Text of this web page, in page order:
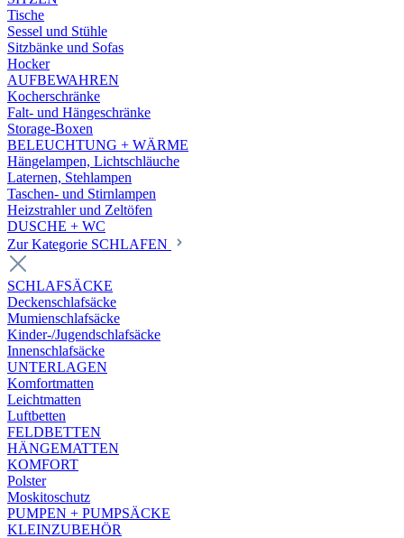
Tische
Sessel und Stühle
Sitzbänke und Sofas
Hocker
AUFBEWAHREN
Kocherschränke
Falt- und Hängeschränke
Storage-Boxen
BELEUCHTUNG + WÄRME
Hängelampen, Lichtschläuche
Laternen, Stehlampen
Taschen- und Stirnlampen
Heizstrahler und Zeltöfen
DUSCHE + WC
Zur Kategorie SCHLAFEN
SCHLAFSÄCKE
Deckenschlafsäcke
Mumienschlafsäcke
Kinder-/Jugendschlafsäcke
Innenschlafsäcke
UNTERLAGEN
Komfortmatten
Leichtmatten
Luftbetten
FELDBETTEN
HÄNGEMATTEN
KOMFORT
Polster
Moskitoschutz
PUMPEN + PUMPSÄCKE
KLEINZUBEHÖR